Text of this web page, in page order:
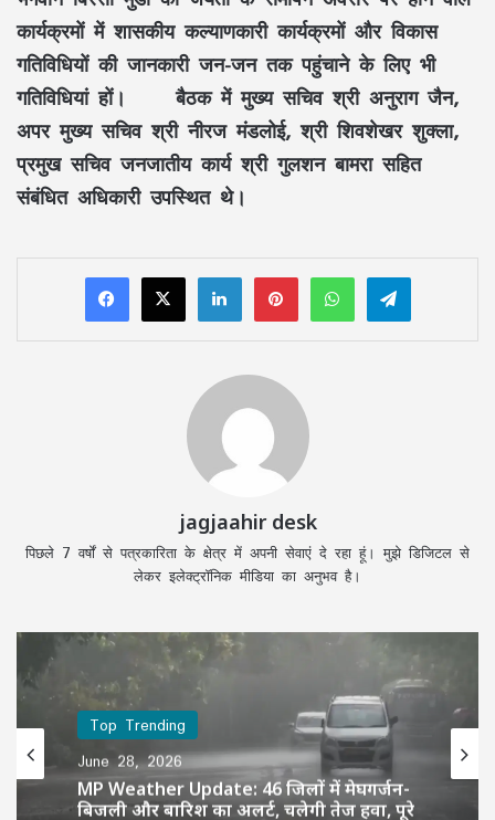
कार्यक्रमों में शासकीय कल्याणकारी कार्यक्रमों और विकास
गतिविधियों की जानकारी जन-जन तक पहुंचाने के लिए भी
गतिविधियां हों। बैठक में मुख्य सचिव श्री अनुराग जैन,
अपर मुख्य सचिव श्री नीरज मंडलोई, श्री शिवशेखर शुक्ला,
प्रमुख सचिव जनजातीय कार्य श्री गुलशन बामरा सहित
संबंधित अधिकारी उपस्थित थे।
LinkedInPinterestWhatsAppTelegram
jagjaahir desk
पिछले 7 वर्षों से पत्रकारिता के क्षेत्र में अपनी सेवाएं दे रहा हूं। मुझे डिजिटल से
लेकर इलेक्ट्रॉनिक मीडिया का अनुभव है।
Top Trending
June 28, 2026
MP Weather Update: 46 जिलों में मेघगर्जन-
बिजली और बारिश का अलर्ट, चलेगी तेज हवा, पूरे